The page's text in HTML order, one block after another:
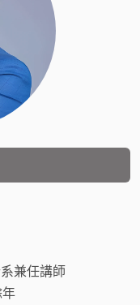
兼任講師